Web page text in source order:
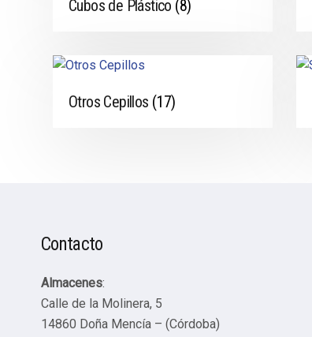
Cubos de Plástico (8)
Otros Cepillos (17)
Contacto
Almacenes:
Calle de la Molinera, 5
14860 Doña Mencía – (Córdoba)